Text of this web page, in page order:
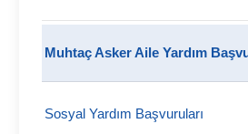
Muhtaç Asker Aile Yardım
Sosyal Yardım Başvuruları